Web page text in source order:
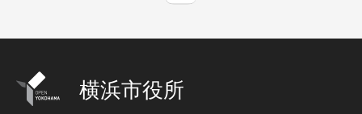
横浜市役所